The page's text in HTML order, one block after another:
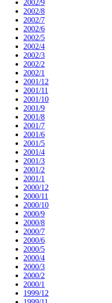
2002/9
2002/8
2002/7
2002/6
2002/5
2002/4
2002/3
2002/2
2002/1
2001/12
2001/11
2001/10
2001/9
2001/8
2001/7
2001/6
2001/5
2001/4
2001/3
2001/2
2001/1
2000/12
2000/11
2000/10
2000/9
2000/8
2000/7
2000/6
2000/5
2000/4
2000/3
2000/2
2000/1
1999/12